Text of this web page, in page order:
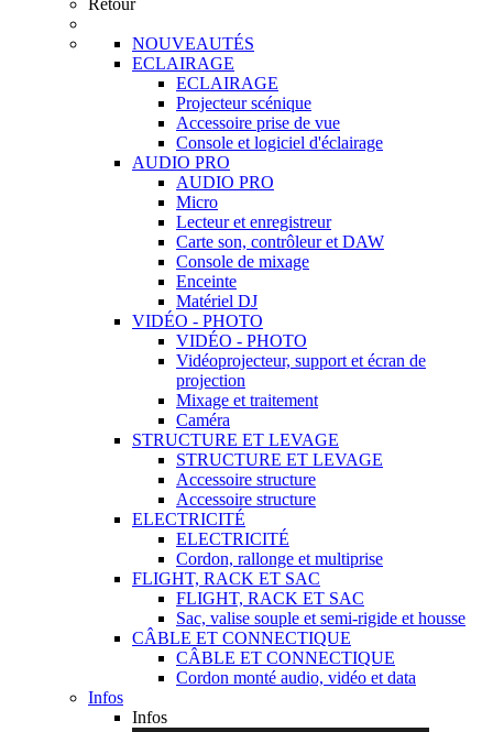
Retour
NOUVEAUTÉS
ECLAIRAGE
ECLAIRAGE
Projecteur scénique
Accessoire prise de vue
Console et logiciel d'éclairage
AUDIO PRO
AUDIO PRO
Micro
Lecteur et enregistreur
Carte son, contrôleur et DAW
Console de mixage
Enceinte
Matériel DJ
VIDÉO - PHOTO
VIDÉO - PHOTO
Vidéoprojecteur, support et écran de
projection
Mixage et traitement
Caméra
STRUCTURE ET LEVAGE
STRUCTURE ET LEVAGE
Accessoire structure
Accessoire structure
ELECTRICITÉ
ELECTRICITÉ
Cordon, rallonge et multiprise
FLIGHT, RACK ET SAC
FLIGHT, RACK ET SAC
Sac, valise souple et semi-rigide et housse
CÂBLE ET CONNECTIQUE
CÂBLE ET CONNECTIQUE
Cordon monté audio, vidéo et data
Infos
Infos